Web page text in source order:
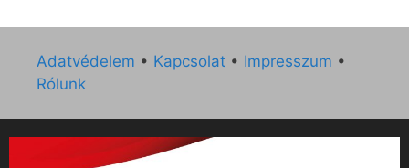
Adatvédelem • Kapcsolat • Impresszum •
Rólunk